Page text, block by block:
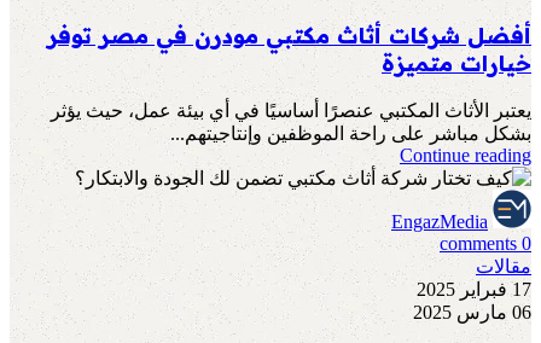
أفضل شركات أثاث مكتبي مودرن في مصر توفر
خيارات متميزة
يعتبر الأثاث المكتبي عنصرًا أساسيًا في أي بيئة عمل، حيث يؤثر
بشكل مباشر على راحة الموظفين وإنتاجيتهم...
Continue reading
EngazMedia
0
comments
مقالات
17 فبراير 2025
06 مارس 2025